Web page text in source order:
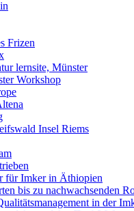
Frizen
lernsite, Münster
Workshop
Insel Riems
für Imker in Äthiopien
bis zu nachwachsenden
in der